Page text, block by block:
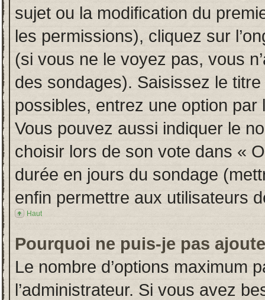
sujet ou la modification du
les permissions), cliquez sur
(si vous ne le voyez pas, vous
des sondages). Saisissez le
possibles, entrez une option
Vous pouvez aussi indiquer le
choisir lors de son vote dans «
durée en jours du sondage
enfin permettre aux utilisateurs
Haut
Pourquoi ne puis-je pas
Le nombre d’options maximum
l’administrateur. Si vous avez